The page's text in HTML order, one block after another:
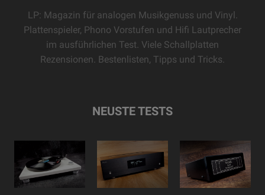
LP: Magazin für analogen Musikgenuss und Vinyl.
Plattenspieler, Phono Vorstufen und Hifi Lautprecher
im ausführlichen Test. Viele Schallplatten
Rezensionen. Bestenlisten, Tipps und Tricks.
NEUSTE TESTS